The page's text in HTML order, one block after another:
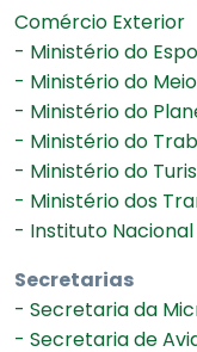
Comércio Exterior
- Ministério do
- Ministério do
- Ministério do
- Ministério do
- Ministério do
- Ministério dos
- Instituto
Secretarias
- Secretaria da
- Secretaria de